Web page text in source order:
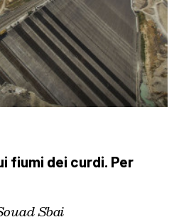
fiumi dei curdi. Per
Sbai